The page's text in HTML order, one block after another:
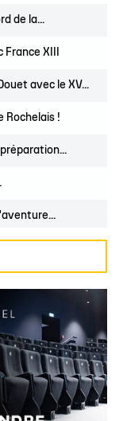
de la...
France XIII
avec le XV...
Rochelais !
en...